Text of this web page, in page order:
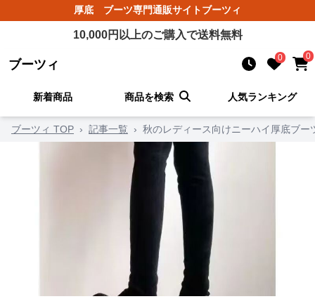
厚底 ブーツ専門通販サイトブーツィ
10,000円以上のご購入で送料無料
ブーツィ 0 0
新着商品 商品を検索 人気ランキング
ブーツィ TOP › 記事一覧 › 秋のレディース向けニーハイ厚底ブー